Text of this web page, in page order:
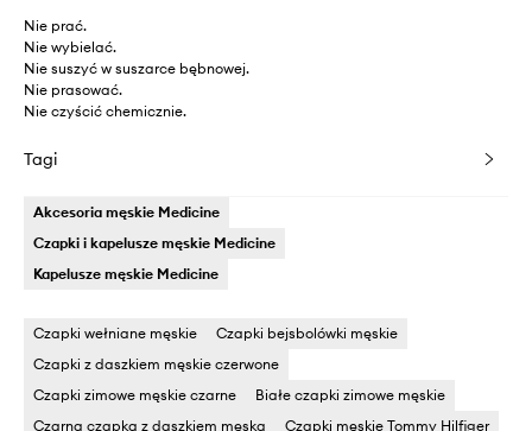
Nie prać.
Nie wybielać.
Nie suszyć w suszarce bębnowej.
Nie prasować.
Nie czyścić chemicznie.
Tagi
Akcesoria męskie Medicine
Czapki i kapelusze męskie Medicine
Kapelusze męskie Medicine
Czapki wełniane męskie
Czapki bejsbolówki męskie
Czapki z daszkiem męskie czerwone
Czapki zimowe męskie czarne
Białe czapki zimowe męskie
Czarna czapka z daszkiem męska
Czapki męskie Tommy Hilfiger